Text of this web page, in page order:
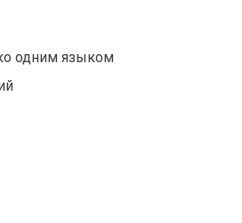
одним языком